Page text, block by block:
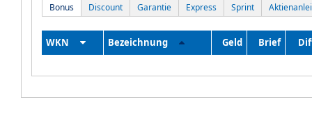
Bonus Discount Garantie Express Sprint
WKN Bezeichnung Geld Brief